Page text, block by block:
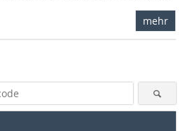
mehr